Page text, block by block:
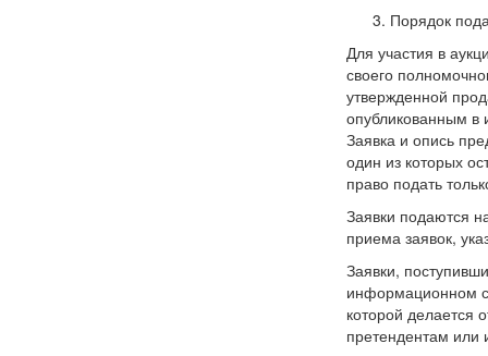
Порядок
Для участия в
своего
утвержденной
опубликованным
Заявка и опись
один из которых
право подать
Заявки подаются
приема заявок,
Заявки,
информационном
которой делается
претендентам или